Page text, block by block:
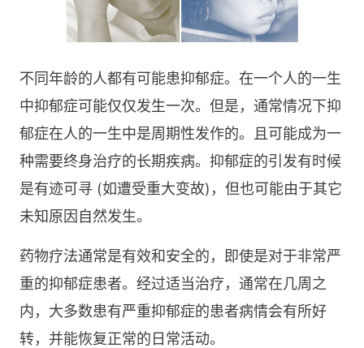
不同年龄的人都有可能患抑郁症。在一个人的一生
中抑郁症可能仅仅发生一次。但是，通常情况下抑
郁症在人的一生中是周期性发作的。且可能成为一
种需要终身治疗的长期疾病。抑郁症的引发有时候
是有迹可寻 (如遭受重大变故)，但也可能由于其它
未知原因自然发生。
药物疗法通常是有效和安全的，即使是对于非常严
重的抑郁症患者。经过适当治疗，通常在几周之
内，大多数患有严重抑郁症的患者病情会有所好
转，并能恢复正常的日常活动。